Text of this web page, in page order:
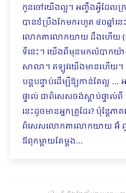
កូនចៅយើងល្អ។ អញ្ចឹងអ្វីដែលក្
បានខំប្រឹងកែមករហូត ៤០ឆ្នាំន
លោកតាលោកយាយ ដឹងហើយ (ព្
ទីនេះ។ យើងពីមុនមកលំបាកយ៉ាង
សាលា។ ឥឡូវយើងមានហើយ។
បន្តបន្ទាប់ដើម្បីឱ្យកាន់តែល្អ …
ផ្ទាល់ ជាពិសេសចង់ស្តាប់ផ្ទាល់
នេះដូចមានអ្នកគ្រូដែរ? ប៉ុន្តែភ
ពិសេសលោកតាលោកយាយ អ៊ំ
ឪពុកម្តាយតែម្តង…